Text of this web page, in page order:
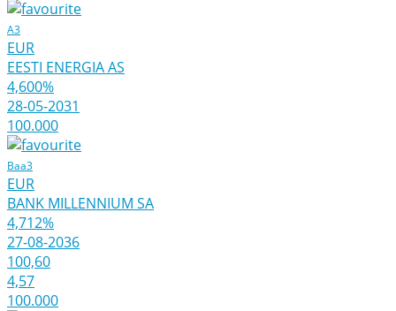
A3
EUR
EESTI ENERGIA AS
4,600%
28-05-2031
100.000
Baa3
EUR
BANK MILLENNIUM SA
4,712%
27-08-2036
100,60
4,57
100.000